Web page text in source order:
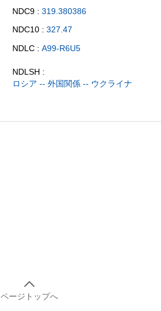
NDC9 : 319.380386
NDC10 : 327.47
NDLC : A99-R6U5
NDLSH :
ロシア -- 外国関係 -- ウクライナ
ページトップへ